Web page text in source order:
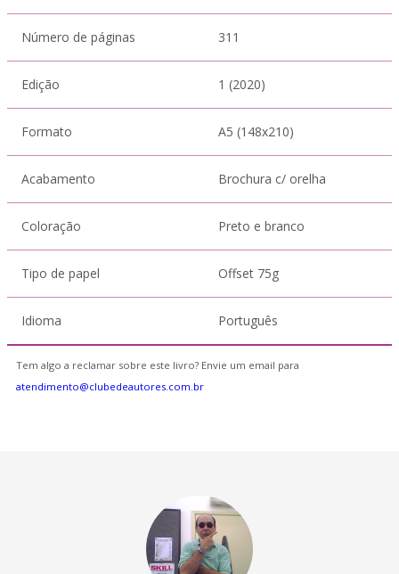
Número de páginas 311
Edição 1 (2020)
Formato A5 (148x210)
Acabamento Brochura c/ orelha
Coloração Preto e branco
Tipo de papel Offset 75g
Idioma Português
Tem algo a reclamar sobre este livro? Envie um email para
atendimento@clubedeautores.com.br